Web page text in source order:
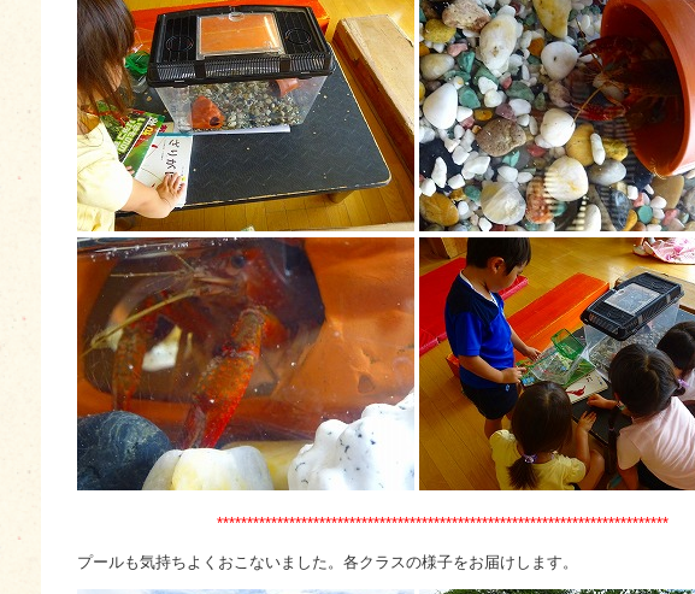
***************************************************************************
プールも気持ちよくおこないました。各クラスの様子をお届けします。